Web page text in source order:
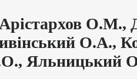
Арістархов О.М.,
О.А.,
Яльницький